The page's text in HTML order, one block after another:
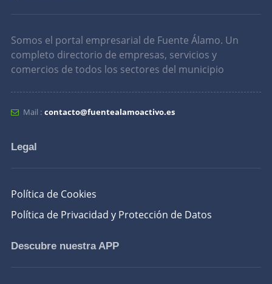
Somos el portal empresarial de Fuente Álamo. Un
completo directorio de empresas, servicios y
comercios de todos los sectores del municipio
Mail : contacto@fuentealamoactivo.es
Legal
Política de Cookies
Política de Privacidad y Protección de Datos
Descubre nuestra APP